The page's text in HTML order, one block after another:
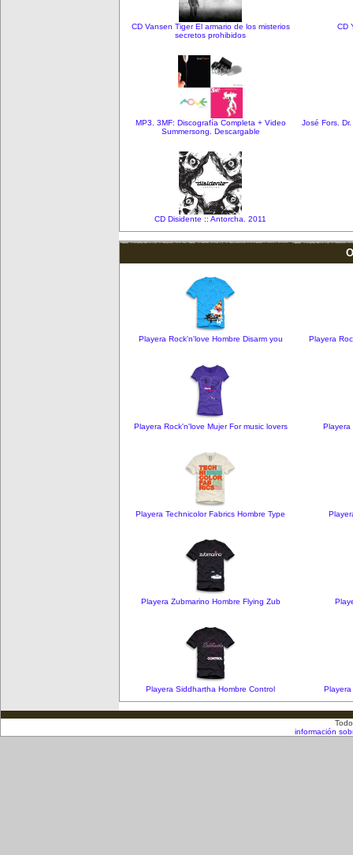
CD Vansen Tiger El armario de los misterios
secretos prohibidos
CD
MP3. 3MF: Discografía Completa + Video
Summersong. Descargable
José Fors.
CD Disidente :: Antorcha. 2011
Playera Rock'n'love Hombre Disarm you Playera
Playera Rock'n'love Mujer For music lovers Playera
Playera Technicolor Fabrics Hombre Type
Playera Zubmarino Hombre Flying Zub
Playera Siddhartha Hombre Control
información